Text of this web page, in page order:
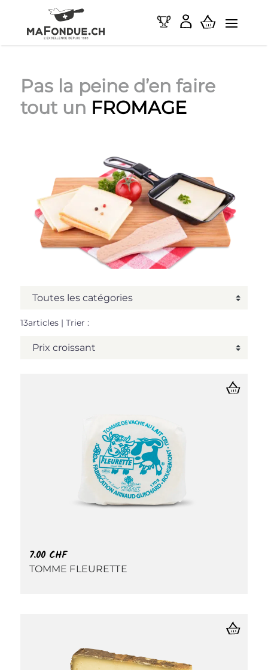
Pas la peine d’en faire
tout un FROMAGE
13articles | Trier :
7.00 CHF
TOMME FLEURETTE